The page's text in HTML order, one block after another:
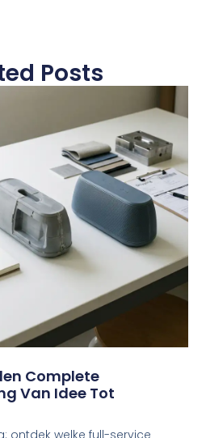
Posts
Complete
Van Idee Tot
ontdek welke full-service